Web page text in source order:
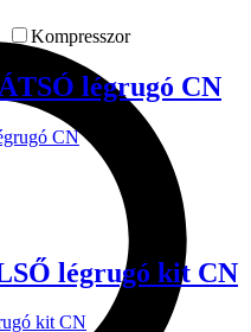
Kompresszor
légrugó CN
légrugó kit CN